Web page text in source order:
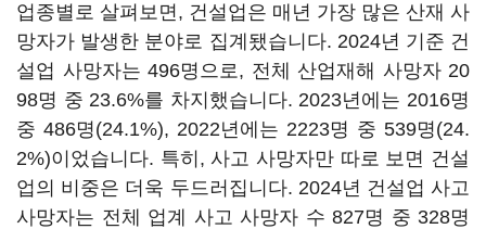
업종별로 살펴보면, 건설업은 매년 가장 많은 산재 사
망자가 발생한 분야로 집계됐습니다. 2024년 기준 건
설업 사망자는 496명으로, 전체 산업재해 사망자 20
98명 중 23.6%를 차지했습니다. 2023년에는 2016명
중 486명(24.1%), 2022년에는 2223명 중 539명(24.
2%)이었습니다. 특히, 사고 사망자만 따로 보면 건설
업의 비중은 더욱 두드러집니다. 2024년 건설업 사고
사망자는 전체 업계 사고 사망자 수 827명 중 328명